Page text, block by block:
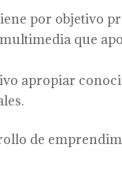
por objetivo
que
apropiar
de